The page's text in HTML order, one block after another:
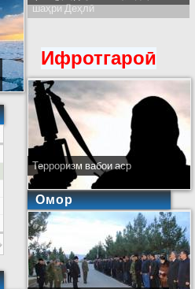
шаҳри Деҳлӣ
Ифротгароӣ
Терроризм вабои аср
Омор